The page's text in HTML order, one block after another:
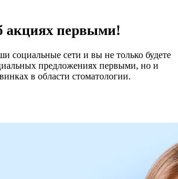
акциях первыми!
социальные сети и вы не только будете
предложениях первыми, но и
в области стоматологии.